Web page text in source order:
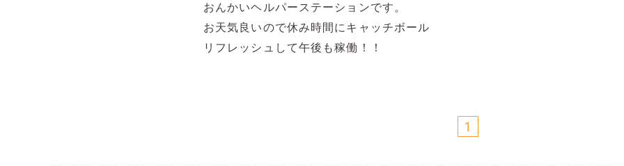
おんかいヘルパーステーションです。
お天気良いので休み時間にキャッチボール
リフレッシュして午後も稼働！！
1